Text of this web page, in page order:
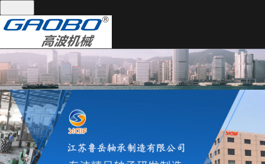
全國(guó)統(tǒng)一服務(wù)熱線：
13395101668
網(wǎng)站首頁(yè)
關(guān)于我們
產(chǎn)品中心
產(chǎn)品中心